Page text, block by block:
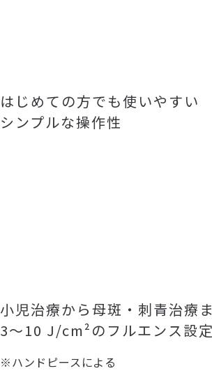
はじめての方でも使いやすい
シンプルな操作性
小児治療から母斑・刺青治療
3～10 J/cm²のフルエンス設定
※ハンドピースによる